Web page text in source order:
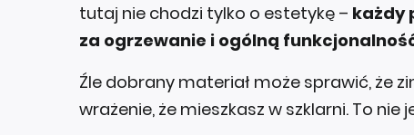
tutaj nie chodzi tylko o estetykę – każdy
za ogrzewanie i ogólną
Źle dobrany materiał może sprawić, że
wrażenie, że mieszkasz w szklarni. To